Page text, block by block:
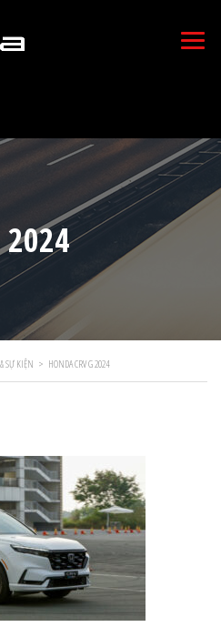
2024
SỰ KIỆN > HONDA CRV G 2024